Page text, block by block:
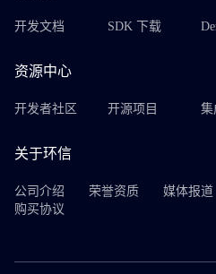
开发文档 SDK 下载
资源中心
开发者社区 开源项目 集
关于环信
公司介绍 荣誉资质 媒体报道
购买协议